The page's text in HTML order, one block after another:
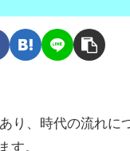
り、時代の流れに
す。